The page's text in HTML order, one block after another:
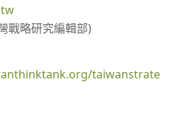
戰略研究編輯部)